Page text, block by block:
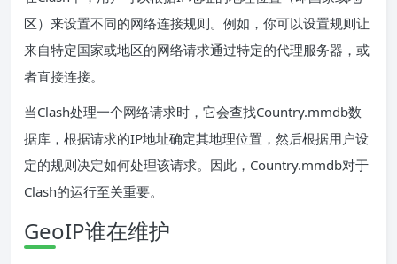
区）来设置不同的网络连接规则。例如，你可以设置规则让
来自特定国家或地区的网络请求通过特定的代理服务器，或
者直接连接。
当Clash处理一个网络请求时，它会查找Country.mmdb数
据库，根据请求的IP地址确定其地理位置，然后根据用户设
定的规则决定如何处理该请求。因此，Country.mmdb对于
Clash的运行至关重要。
GeoIP谁在维护